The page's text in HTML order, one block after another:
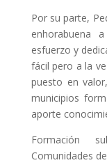
Por su parte,
enhorabuena
esfuerzo y
fácil pero a la
puesto en
municipios
aporte
Formación
Comunidades